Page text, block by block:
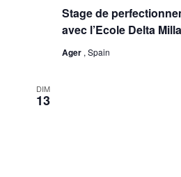
Stage de
avec l’Ecole Delta
Ager , Spain
DIM
13